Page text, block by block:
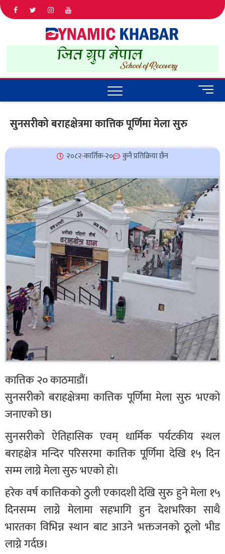
IN NEPAL
M
e
u
o
n
सुनसरीको बराहक्षेत्रमा कात्तिक पूर्णिमा मेला सुरु
२०८२-कार्तिक-२० कुनै प्रतिक्रिया छैन
कात्तिक २० काठमाडौं।
सुनसरीको बराहक्षेत्रमा कात्तिक पूर्णिमा मेला सुरु भएको
जनाएको छ।
सुनसरीको ऐतिहासिक एवम् धार्मिक पर्यटकीय स्थल
बराहक्षेत्र मन्दिर परिसरमा कात्तिक पूर्णिमा देखि १५ दिन
सम्म लाग्ने मेला सुरु भएको हो।
हरेक वर्ष कात्तिकको ठुली एकादशी देखि सुरु हुने मेला १५
दिनसम्म लाग्ने मेलामा सहभागि हुन देशभरिका साथै
भारतका विभिन्न स्थान बाट आउने भक्तजनको ठूलो भीड
लाग्ने गर्दछ।